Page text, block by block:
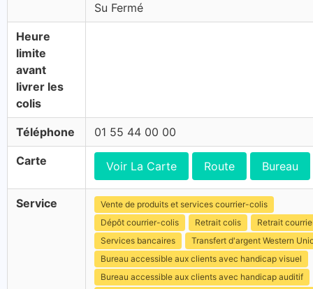
Su Fermé
Heure
limite
avant
livrer les
colis
Téléphone 01 55 44 00 00
Carte Voir La Carte Route Bureau
Service
Vente de produits et services courrier-colis
Dépôt courrier-colis
Retrait colis
Retrait
Services bancaires
Transfert d'argent Western
Bureau accessible aux clients avec handicap visuel
Bureau accessible aux clients avec handicap auditif